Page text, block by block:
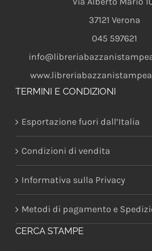
37121 Verona
045 597621
TERMINI E CONDIZIONI
Esportazione fuori dall’Italia
Condizioni di vendita
Informativa sulla Privacy
Metodi di pagamento e
CERCA STAMPE